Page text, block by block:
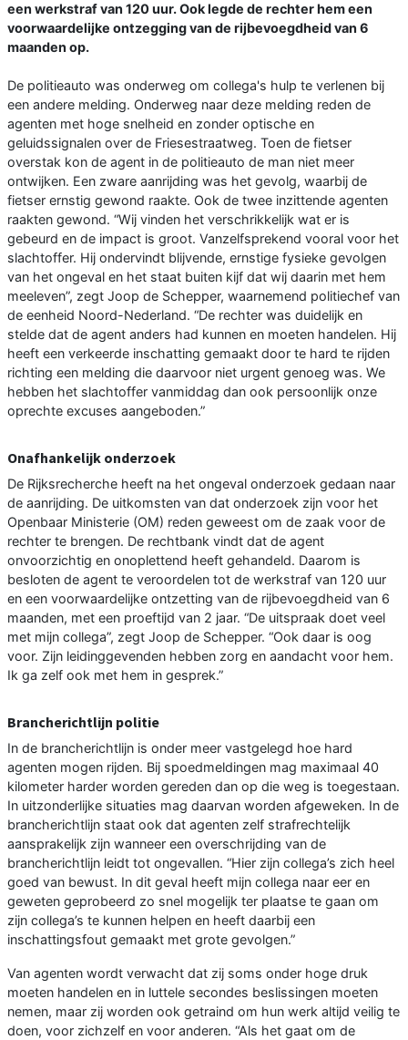
een werkstraf van 120 uur. Ook legde de rechter hem een
voorwaardelijke ontzegging van de rijbevoegdheid van 6
maanden op.
De politieauto was onderweg om collega's hulp te verlenen bij
een andere melding. Onderweg naar deze melding reden de
agenten met hoge snelheid en zonder optische en
geluidssignalen over de Friesestraatweg. Toen de fietser
overstak kon de agent in de politieauto de man niet meer
ontwijken. Een zware aanrijding was het gevolg, waarbij de
fietser ernstig gewond raakte. Ook de twee inzittende agenten
raakten gewond. “Wij vinden het verschrikkelijk wat er is
gebeurd en de impact is groot. Vanzelfsprekend vooral voor het
slachtoffer. Hij ondervindt blijvende, ernstige fysieke gevolgen
van het ongeval en het staat buiten kijf dat wij daarin met hem
meeleven”, zegt Joop de Schepper, waarnemend politiechef van
de eenheid Noord-Nederland. “De rechter was duidelijk en
stelde dat de agent anders had kunnen en moeten handelen. Hij
heeft een verkeerde inschatting gemaakt door te hard te rijden
richting een melding die daarvoor niet urgent genoeg was. We
hebben het slachtoffer vanmiddag dan ook persoonlijk onze
oprechte excuses aangeboden.”
Onafhankelijk onderzoek
De Rijksrecherche heeft na het ongeval onderzoek gedaan naar
de aanrijding. De uitkomsten van dat onderzoek zijn voor het
Openbaar Ministerie (OM) reden geweest om de zaak voor de
rechter te brengen. De rechtbank vindt dat de agent
onvoorzichtig en onoplettend heeft gehandeld. Daarom is
besloten de agent te veroordelen tot de werkstraf van 120 uur
en een voorwaardelijke ontzetting van de rijbevoegdheid van 6
maanden, met een proeftijd van 2 jaar. “De uitspraak doet veel
met mijn collega”, zegt Joop de Schepper. “Ook daar is oog
voor. Zijn leidinggevenden hebben zorg en aandacht voor hem.
Ik ga zelf ook met hem in gesprek.”
Brancherichtlijn politie
In de brancherichtlijn is onder meer vastgelegd hoe hard
agenten mogen rijden. Bij spoedmeldingen mag maximaal 40
kilometer harder worden gereden dan op die weg is toegestaan.
In uitzonderlijke situaties mag daarvan worden afgeweken. In de
brancherichtlijn staat ook dat agenten zelf strafrechtelijk
aansprakelijk zijn wanneer een overschrijding van de
brancherichtlijn leidt tot ongevallen. “Hier zijn collega’s zich heel
goed van bewust. In dit geval heeft mijn collega naar eer en
geweten geprobeerd zo snel mogelijk ter plaatse te gaan om
zijn collega’s te kunnen helpen en heeft daarbij een
inschattingsfout gemaakt met grote gevolgen.”
Van agenten wordt verwacht dat zij soms onder hoge druk
moeten handelen en in luttele secondes beslissingen moeten
nemen, maar zij worden ook getraind om hun werk altijd veilig te
doen, voor zichzelf en voor anderen. “Als het gaat om de